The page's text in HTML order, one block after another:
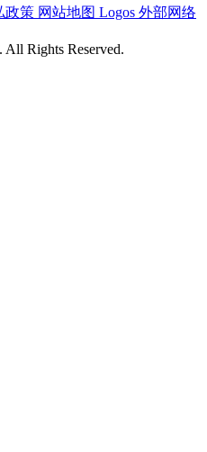
政策 网站地图 Logos 外部网络
Rights Reserved.